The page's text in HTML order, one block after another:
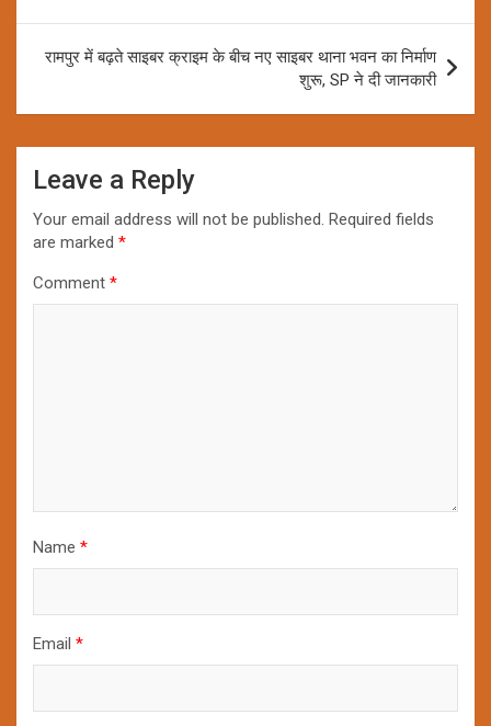
रामपुर में बढ़ते साइबर क्राइम के बीच नए साइबर थाना भवन का निर्माण
शुरू, SP ने दी जानकारी
Leave a Reply
Your email address will not be published. Required fields
are marked *
Comment *
Name *
Email *